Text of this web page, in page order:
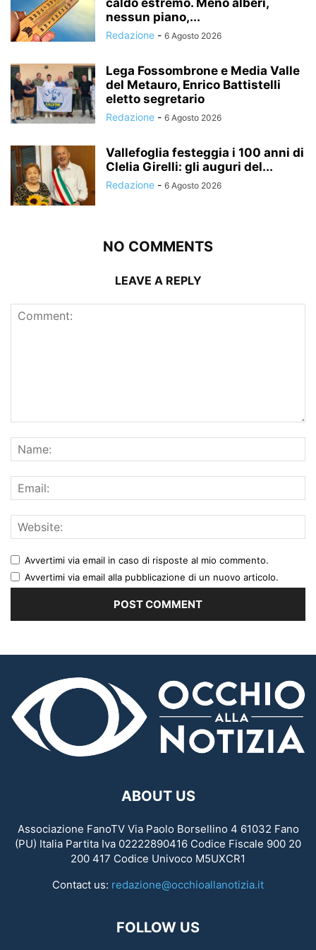
nessun piano,...
Redazione - 6 Agosto 2026
Lega Fossombrone e Media Valle
del Metauro, Enrico Battistelli
eletto segretario
Redazione - 6 Agosto 2026
Vallefoglia festeggia i 100 anni di
Clelia Girelli: gli auguri del...
Redazione - 6 Agosto 2026
NO COMMENTS
LEAVE A REPLY
Avvertimi via email in caso di risposte al mio commento.
Avvertimi via email alla pubblicazione di un nuovo articolo.
ABOUT US
Associazione FanoTV Via Paolo Borsellino 4 61032 Fano
(PU) Italia Partita Iva 02222890416 Codice Fiscale 900 20
200 417 Codice Univoco M5UXCR1
Contact us: redazione@occhioallanotizia.it
FOLLOW US